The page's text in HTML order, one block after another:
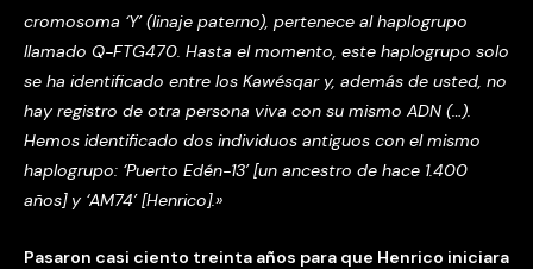
cromosoma ‘Y’ (linaje paterno), pertenece al haplogrupo
llamado Q-FTG470. Hasta el momento, este haplogrupo solo
se ha identificado entre los Kawésqar y, además de usted, no
hay registro de otra persona viva con su mismo ADN (…).
Hemos identificado dos individuos antiguos con el mismo
haplogrupo: ‘Puerto Edén-13’ [un ancestro de hace 1.400
años] y ‘AM74’ [Henrico].»
Pasaron casi ciento treinta años para que Henrico iniciara